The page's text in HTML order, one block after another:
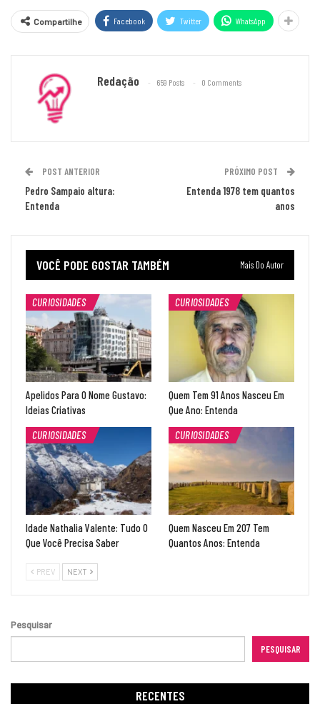
Compartilhe Facebook Twitter WhatsApp
Redação 659 Posts 0 Comments
POST ANTERIOR
Pedro Sampaio altura:
Entenda
PRÓXIMO POST
Entenda 1978 tem quantos
anos
VOCÊ PODE GOSTAR TAMBÉM Mais Do Autor
CURIOSIDADES
Apelidos Para O Nome Gustavo:
Ideias Criativas
CURIOSIDADES
Quem Tem 91 Anos Nasceu Em
Que Ano: Entenda
CURIOSIDADES
Idade Nathalia Valente: Tudo O
Que Você Precisa Saber
CURIOSIDADES
Quem Nasceu Em 207 Tem
Quantos Anos: Entenda
PREV NEXT
Pesquisar
PESQUISAR
RECENTES